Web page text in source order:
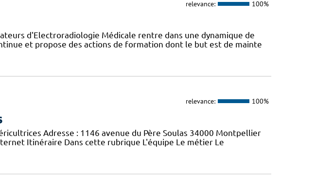
relevance: 100%
d'Electroradiologie Médicale rentre dans une dynamique de
et propose des actions de formation dont le but est de mainte
relevance: 100%
Adresse : 1146 avenue du Père Soulas 34000 Montpellier
Itinéraire Dans cette rubrique L'équipe Le métier Le